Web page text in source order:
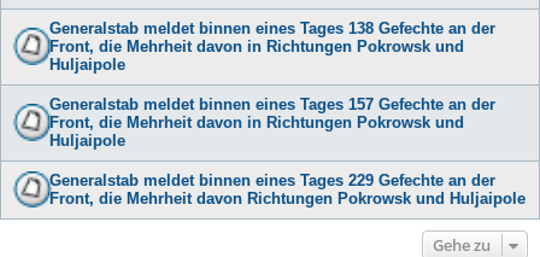
Generalstab meldet binnen eines Tages 138 Gefechte an der
Front, die Mehrheit davon in Richtungen Pokrowsk und
Huljaipole
Generalstab meldet binnen eines Tages 157 Gefechte an der
Front, die Mehrheit davon in Richtungen Pokrowsk und
Huljaipole
Generalstab meldet binnen eines Tages 229 Gefechte an der
Front, die Mehrheit davon Richtungen Pokrowsk und Huljaipole
Gehe zu